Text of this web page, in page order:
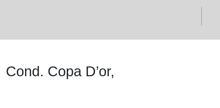
Cond. Copa D’or,